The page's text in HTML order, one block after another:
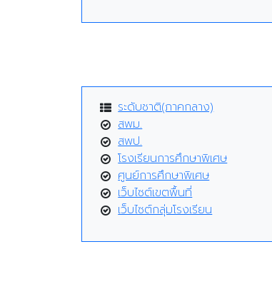
ระดับชาติ(ภาคกลาง)
สพม.
สพป.
โรงเรียนการศึกษาพิเศษ
ศูนย์การศึกษาพิเศษ
เว็บไซต์เขตพื้นที่
เว็บไซต์กลุ่มโรงเรียน